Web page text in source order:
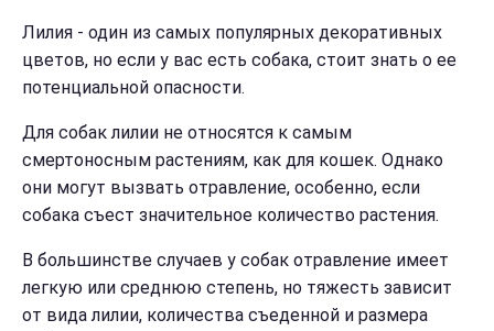
Лилия - один из самых популярных декоративных
цветов, но если у вас есть собака, стоит знать о ее
потенциальной опасности.
Для собак лилии не относятся к самым
смертоносным растениям, как для кошек. Однако
они могут вызвать отравление, особенно, если
собака съест значительное количество растения.
В большинстве случаев у собак отравление имеет
легкую или среднюю степень, но тяжесть зависит
от вида лилии, количества съеденной и размера